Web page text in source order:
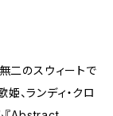
二のスウィートで
、ランディ・クロ